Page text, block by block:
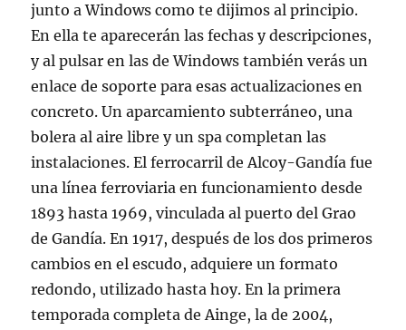
junto a Windows como te dijimos al principio.
En ella te aparecerán las fechas y descripciones,
y al pulsar en las de Windows también verás un
enlace de soporte para esas actualizaciones en
concreto. Un aparcamiento subterráneo, una
bolera al aire libre y un spa completan las
instalaciones. El ferrocarril de Alcoy-Gandía fue
una línea ferroviaria en funcionamiento desde
1893 hasta 1969, vinculada al puerto del Grao
de Gandía. En 1917, después de los dos primeros
cambios en el escudo, adquiere un formato
redondo, utilizado hasta hoy. En la primera
temporada completa de Ainge, la de 2004,